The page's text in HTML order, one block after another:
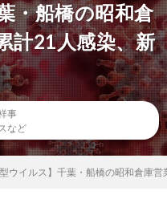
・船橋の昭和倉
計21人感染、新
事
など
型ウイルス】千葉・船橋の昭和倉庫